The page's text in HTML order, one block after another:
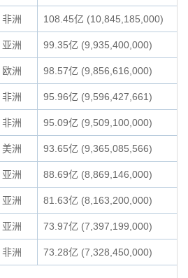
非洲 108.45亿 (10,845,185,000)
亚洲 99.35亿 (9,935,400,000)
欧洲 98.57亿 (9,856,616,000)
非洲 95.96亿 (9,596,427,661)
非洲 95.09亿 (9,509,100,000)
美洲 93.65亿 (9,365,085,566)
亚洲 88.69亿 (8,869,146,000)
亚洲 81.63亿 (8,163,200,000)
亚洲 73.97亿 (7,397,199,000)
非洲 73.28亿 (7,328,450,000)